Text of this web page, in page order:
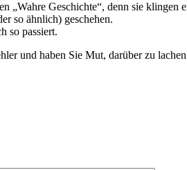
„Wahre Geschichte“, denn sie
so ähnlich) geschehen.
so passiert.
und haben Sie Mut, darüber zu